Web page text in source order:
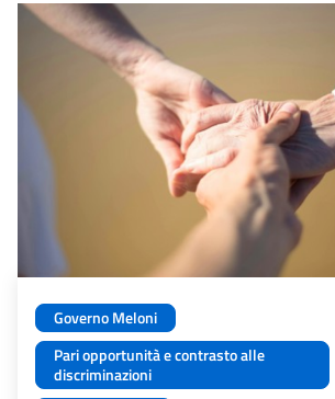
Governo Meloni
Pari opportunità e contrasto alle
discriminazioni